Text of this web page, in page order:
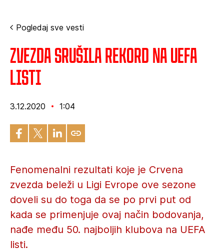
Pogledaj sve vesti
Zvezda srušila rekord na UEFA
listi
3.12.2020 1:04
Fenomenalni rezultati koje je Crvena
zvezda beleži u Ligi Evrope ove sezone
doveli su do toga da se po prvi put od
kada se primenjuje ovaj način bodovanja,
nađe među 50. najboljih klubova na UEFA
listi.